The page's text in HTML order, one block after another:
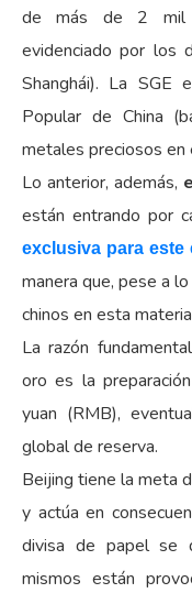
de más de 2 mil
evidenciado por los
Shanghái). La SGE
Popular de China
metales preciosos en
Lo anterior, además,
están entrando por
exclusiva para este
manera que, pese a
chinos en esta
La razón
oro es la
yuan (RMB),
global de reserva.
Beijing tiene la meta
y actúa en
divisa de papel se
mismos están